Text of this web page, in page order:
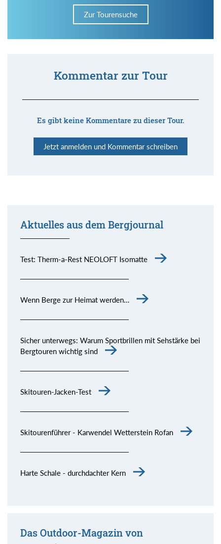
Zur Tourensuche
Kommentar zur Tour
Es gibt keine Kommentare zu dieser Tour.
Jetzt anmelden und Kommentar schreiben
Aktuelles aus dem Bergjournal
Test: Therm-a-Rest NEOLOFT Isomatte
Wenn Berge zur Heimat werden…
Sicher unterwegs: Warum Sportbrillen mit Sehstärke bei
Bergtouren wichtig sind
Skitouren-Jacken-Test
Skitourenführer - Karwendel Wetterstein Rofan
Harte Schale - durchdachter Kern
Das Outdoor-Magazin von